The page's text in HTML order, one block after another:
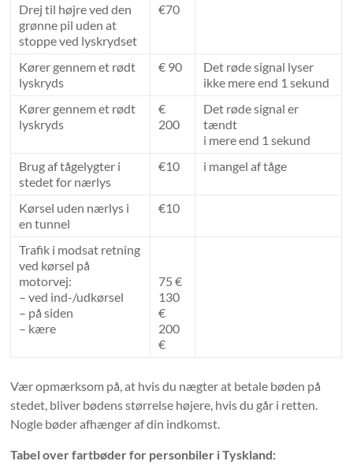
Drej til højre ved den
grønne pil uden at
stoppe ved lyskrydset
€70
Kører gennem et rødt
lyskryds
€ 90
Det røde signal lyser
ikke mere end 1 sekund
Kører gennem et rødt
lyskryds
€
200
Det røde signal er
tændt
i mere end 1 sekund
Brug af tågelygter i
stedet for nærlys
€10 i mangel af tåge
Kørsel uden nærlys i
en tunnel
€10
Trafik i modsat retning
ved kørsel på
motorvej:
– ved ind-/udkørsel
– på siden
– kære
75 €
130
€
200
€
Vær opmærksom på, at hvis du nægter at betale bøden på
stedet, bliver bødens størrelse højere, hvis du går i retten.
Nogle bøder afhænger af din indkomst.
Tabel over fartbøder for personbiler i Tyskland: